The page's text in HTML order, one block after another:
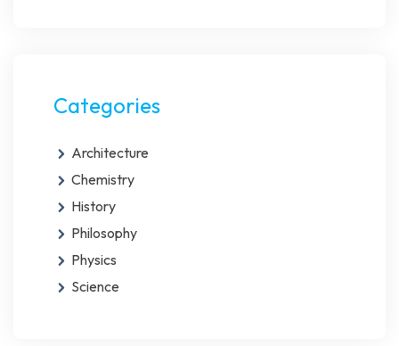
Categories
Architecture
Chemistry
History
Philosophy
Physics
Science